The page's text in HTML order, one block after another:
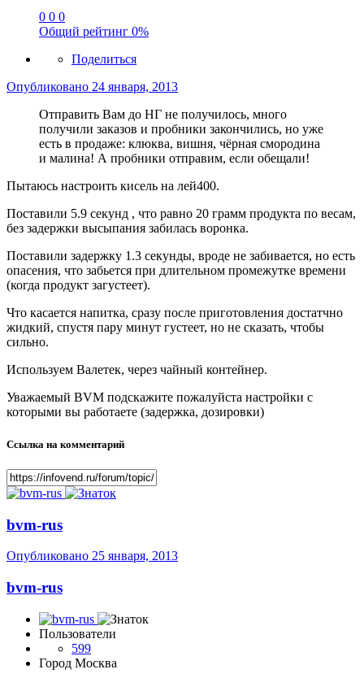
0 0 0
Общий рейтинг 0%
Поделиться
Опубликовано 24 января, 2013
Отправить Вам до НГ не получилось, много
получили заказов и пробники закончились, но уже
есть в продаже: клюква, вишня, чёрная смородина
и малина! А пробники отправим, если обещали!
Пытаюсь настроить кисель на лей400.
Поставили 5.9 секунд , что равно 20 грамм продукта по весам,
без задержки высыпания забилась воронка.
Поставили задержку 1.3 секунды, вроде не забивается, но есть
опасения, что забьется при длительном промежутке времени
(когда продукт загустеет).
Что касается напитка, сразу после приготовления достатчно
жидкий, спустя пару минут густеет, но не сказать, чтобы
сильно.
Используем Валетек, через чайный контейнер.
Уважаемый BVM подскажите пожалуйста настройки с
которыми вы работаете (задержка, дозировки)
Ссылка на комментарий
bvm-rus
Опубликовано 25 января, 2013
bvm-rus
Пользователи
599
Город Москва